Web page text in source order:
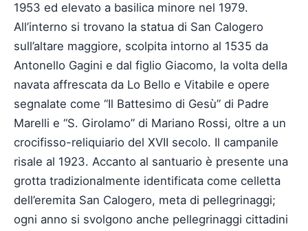
1953 ed elevato a basilica minore nel 1979.
All’interno si trovano la statua di San Calogero
sull’altare maggiore, scolpita intorno al 1535 da
Antonello Gagini e dal figlio Giacomo, la volta della
navata affrescata da Lo Bello e Vitabile e opere
segnalate come “Il Battesimo di Gesù” di Padre
Marelli e “S. Girolamo” di Mariano Rossi, oltre a un
crocifisso-reliquiario del XVII secolo. Il campanile
risale al 1923. Accanto al santuario è presente una
grotta tradizionalmente identificata come celletta
dell’eremita San Calogero, meta di pellegrinaggi;
ogni anno si svolgono anche pellegrinaggi cittadini